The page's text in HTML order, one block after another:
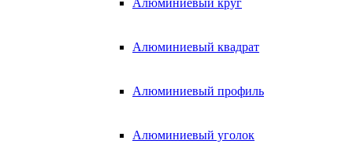
Алюминиевый круг
Алюминиевый квадрат
Алюминиевый профиль
Алюминиевый уголок